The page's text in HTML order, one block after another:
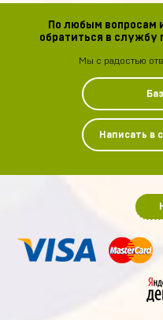
По любым вопросам
обратиться в
Мы с радостью
Написать в